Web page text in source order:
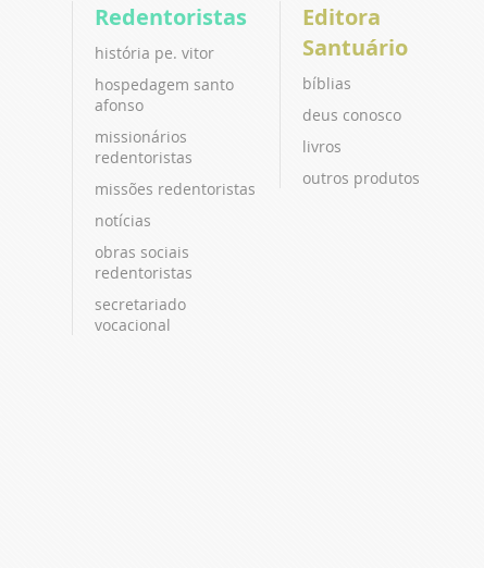
Redentoristas
história pe. vitor
hospedagem santo
afonso
missionários
redentoristas
missões redentoristas
notícias
obras sociais
redentoristas
secretariado
vocacional
Editora
Santuário
bíblias
deus conosco
livros
outros produtos